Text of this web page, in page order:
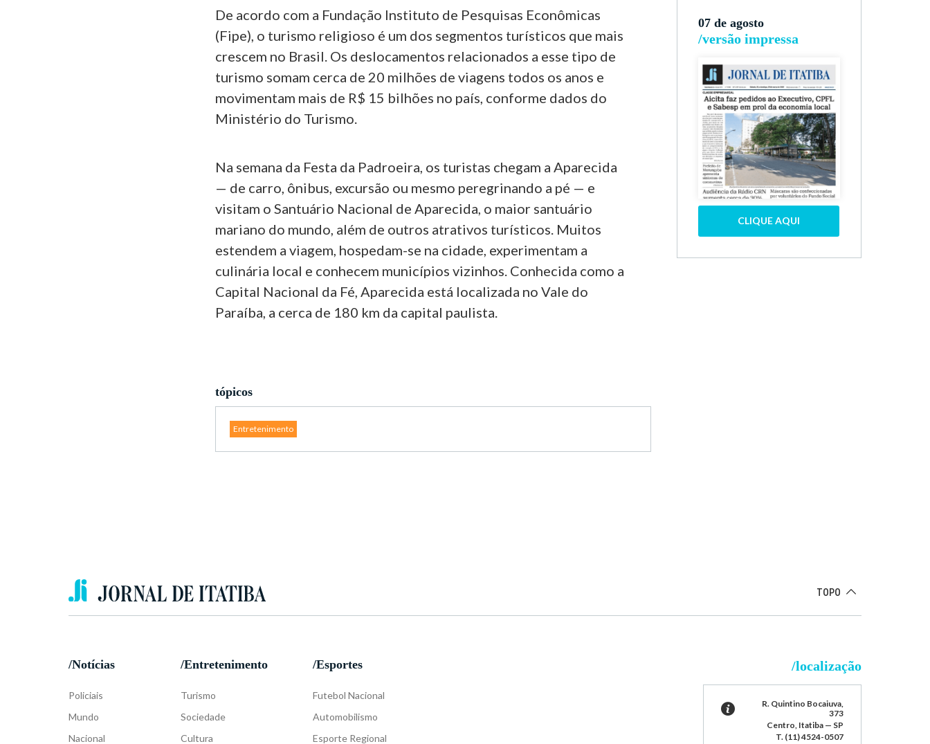
De acordo com a Fundação Instituto de Pesquisas Econômicas
(Fipe), o turismo religioso é um dos segmentos turísticos que mais
crescem no Brasil. Os deslocamentos relacionados a esse tipo de
turismo somam cerca de 20 milhões de viagens todos os anos e
movimentam mais de R$ 15 bilhões no país, conforme dados do
Ministério do Turismo.
Na semana da Festa da Padroeira, os turistas chegam a Aparecida
— de carro, ônibus, excursão ou mesmo peregrinando a pé — e
visitam o Santuário Nacional de Aparecida, o maior santuário
mariano do mundo, além de outros atrativos turísticos. Muitos
estendem a viagem, hospedam-se na cidade, experimentam a
culinária local e conhecem municípios vizinhos. Conhecida como a
Capital Nacional da Fé, Aparecida está localizada no Vale do
Paraíba, a cerca de 180 km da capital paulista.
tópicos
Entretenimento
07 de agosto
/versão impressa
CLIQUE AQUI
TOPO
/Notícias
Policiais
Mundo
Nacional
/Entretenimento
Turismo
Sociedade
Cultura
/Esportes
Futebol Nacional
Automobilismo
Esporte Regional
/localização
R. Quintino Bocaiuva,
373
Centro, Itatiba — SP
T. (11) 4524-0507